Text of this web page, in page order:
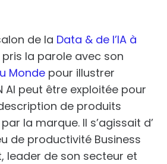
de la Data & de l’IA à
pris la parole avec son
Monde pour illustrer
AI peut être exploitée pour
de produits
la marque. Il s’agissait d’
de productivité Business
leader de son secteur et